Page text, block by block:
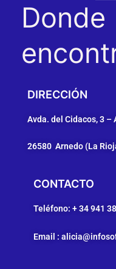
Donde
DIRECCIÓN
Avda. del Cidacos, 3 –
26580 Arnedo (La
CONTACTO
Teléfono: + 34 941
Email :